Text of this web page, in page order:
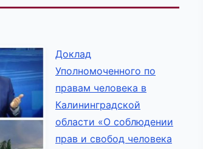
Доклад
Уполномоченного по
правам человека в
Калининградской
области «О соблюдении
прав и свобод человека